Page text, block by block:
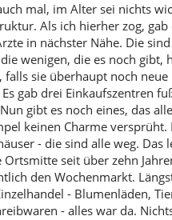
mal, im Alter sei nichts
Als ich hierher zog, gab
in nächster Nähe. Die
wenigen, die es noch gibt,
falls sie überhaupt noch neue
gab drei Einkaufszentren
gibt es noch eines, das
keinen Charme versprüht.
- die sind alle weg. Das
Ortsmitte seit über zehn
den Wochenmarkt.
- Blumenläden,
- alles war da.